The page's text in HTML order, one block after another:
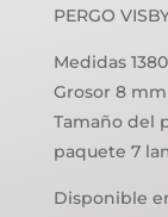
PERGO
Medidas
Grosor 8 mm
Tamaño del
paquete 7
Disponible